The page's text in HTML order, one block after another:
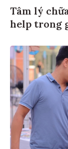
Tâm lý
help trong